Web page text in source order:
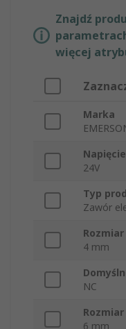
Znajdź
więcej
Marka
24V
Typ
Zawór
4 mm
NC
6 mm